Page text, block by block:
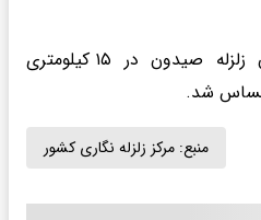
شهر‌های نزدیک به کانون زلزله صیدون در ۱۵ کیلومتری
منبع: مرکز زلزله نگاری کشور